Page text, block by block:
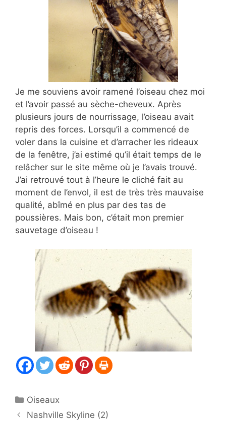
Je me souviens avoir ramené l’oiseau chez moi
et l’avoir passé au sèche-cheveux. Après
plusieurs jours de nourrissage, l’oiseau avait
repris des forces. Lorsqu’il a commencé de
voler dans la cuisine et d’arracher les rideaux
de la fenêtre, j’ai estimé qu’il était temps de le
relâcher sur le site même où je l’avais trouvé.
J’ai retrouvé tout à l’heure le cliché fait au
moment de l’envol, il est de très très mauvaise
qualité, abîmé en plus par des tas de
poussières. Mais bon, c’était mon premier
sauvetage d’oiseau !
Catégories
Oiseaux
Nashville Skyline (2)